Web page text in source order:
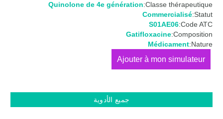
Classe thérapeutique:
Quinolone de 4e génération
Statut:
Commercialisé
Code ATC:
S01AE06
Composition:
Gatifloxacine
Nature:
Médicament
كمية
%,
جميع الأدوية